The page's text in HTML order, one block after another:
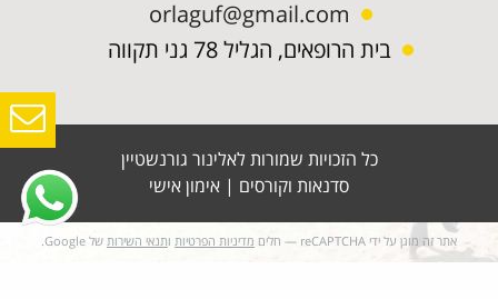
orlaguf@gmail.com
בית הרופאים, הגליל 78 גני תקווה
כל הזכויות שמורות לאלינור גורנשטיין
סדנאות וקורסים
אימון אישי
אתר זה מוגן על ידי reCAPTCHA — חלים מדיניות הפרטיות ותנאי השירות של Google.